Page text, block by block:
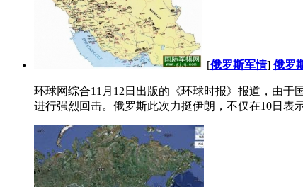
[俄罗斯军情] 俄罗
环球网综合11月12日出版的《环球时报》报道，由
进行强烈回击。俄罗斯此次力挺伊朗，不仅在10日表